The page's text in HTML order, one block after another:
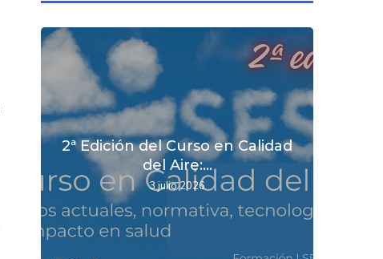
2ª Edición del Curso en Calidad
del Aire:...
3 julio 2026